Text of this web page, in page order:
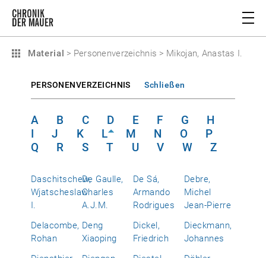
Material > Personenverzeichnis > Mikojan, Anastas I.
PERSONENVERZEICHNIS Schließen
A B C D E F G
H
I
J K L M N O
P
Q
R S T U V W Z
Daschitschew,
Wjatscheslaw
I.
De Gaulle,
Charles
A.J.M.
De Sá,
Armando
Rodrigues
Debre,
Michel
Jean-Pierre
Delacombe,
Rohan
Deng
Xiaoping
Dickel,
Friedrich
Dieckmann,
Johannes